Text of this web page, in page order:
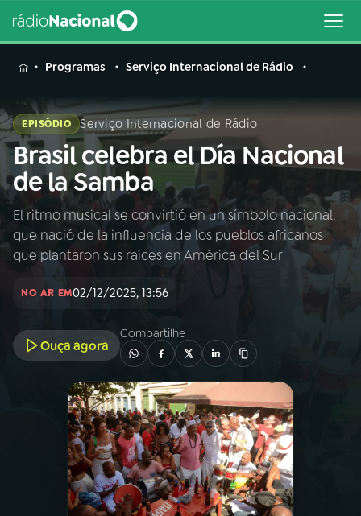
MENU
Buscar
na
Rádio
Nacional
Buscar
AO VIVO
01INÍCIO
02A RÁDIO
PROGRAMAÇÃO
PROGRAMAS
PODCASTS
Programas Serviço Internacional de Rádio
EPISÓDIO Serviço Internacional de Rádio
Brasil celebra el Día Nacional
de la Samba
El ritmo musical se convirtió en un símbolo nacional,
que nació de la influencia de los pueblos africanos
que plantaron sus raíces en América del Sur
NO AR EM02/12/2025, 13:56
Ouça agora
Compartilhe